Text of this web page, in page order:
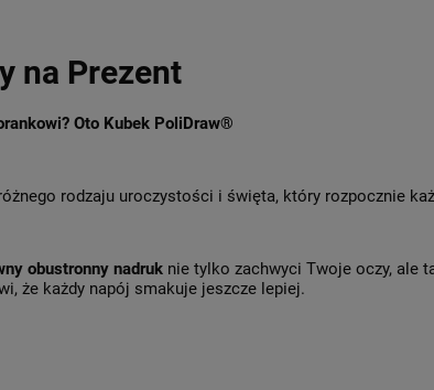
na Prezent
Oto Kubek PoliDraw®
rodzaju uroczystości i święta, który rozpocznie
obustronny nadruk nie tylko zachwyci Twoje oczy, ale
że każdy napój smakuje jeszcze lepiej.